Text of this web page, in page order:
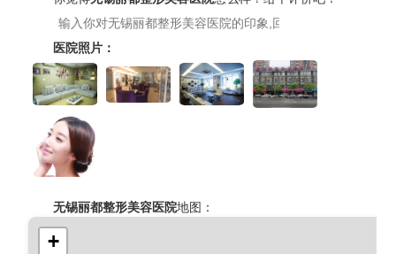
医院照片：
无锡丽都整形美容医院地图：
+